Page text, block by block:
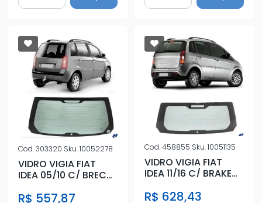
Cod.303320 Sku.10052278
VIDRO VIGIA FIAT
IDEA 05/10 C/ BRECK
R$ 557,87
Cod.458855 Sku.10051135
VIDRO VIGIA FIAT
IDEA 11/16 C/ BRAKE
R$ 628,43